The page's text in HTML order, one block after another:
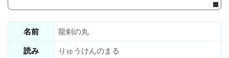
名前
龍剣の丸
読み
りゅうけんのまる